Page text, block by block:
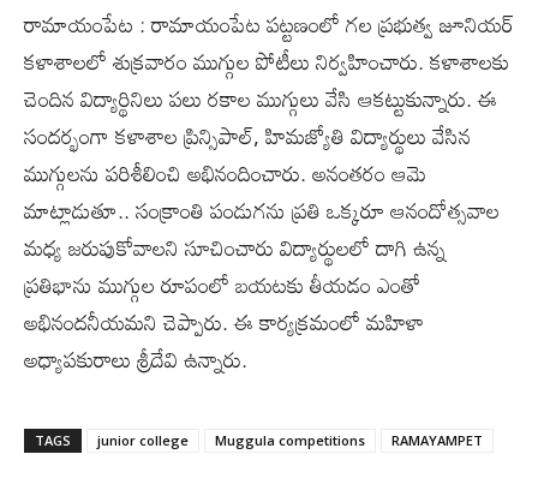
రామాయంపేట : రామాయంపేట పట్టణంలో గల ప్రభుత్వ జూనియర్
కళాశాలలో శుక్రవారం ముగ్గుల పోటీలు నిర్వహించారు. కళాశాలకు
చెందిన విద్యార్థినిలు పలు రకాల ముగ్గులు వేసి ఆకట్టుకున్నారు. ఈ
సందర్భంగా కళాశాల ప్రిన్సిపాల్, హిమజ్యోతి విద్యార్థులు వేసిన
ముగ్గులను పరిశీలించి అభినందించారు. అనంతరం ఆమె
మాట్లాడుతూ.. సంక్రాంతి పండుగను ప్రతి ఒక్కరూ ఆనందోత్సవాల
మధ్య జరుపుకోవాలని సూచించారు విద్యార్థులలో దాగి ఉన్న
ప్రతిభాను ముగ్గుల రూపంలో బయటకు తీయడం ఎంతో
అభినందనీయమని చెప్పారు. ఈ కార్యక్రమంలో మహిళా
అధ్యాపకురాలు శ్రీదేవి ఉన్నారు.
TAGS junior college Muggula competitions RAMAYAMPET